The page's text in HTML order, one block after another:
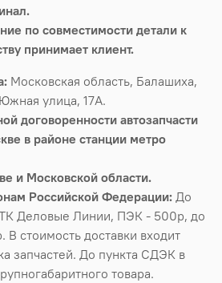
по совместимости детали к
принимает клиент.
Московская область, Балашиха,
улица, 17А.
договоренности автозапчасти
в районе станции метро
и Московской области.
Российской Федерации: До
Деловые Линии, ПЭК - 500р, до
В стоимость доставки входит
запчастей. До пункта СДЭК в
товара.